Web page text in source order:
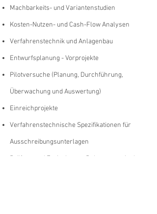
Machbarkeits- und Variantenstudien
Kosten-Nutzen- und Cash-Flow Analysen
Verfahrenstechnik und Anlagenbau
Entwurfsplanung - Vorprojekte
Pilotversuche (Planung, Durchführung,
Überwachung und Auswertung)
Einreichprojekte
Verfahrenstechnische Spezifikationen für
Ausschreibungsunterlagen
Prüfung und Freigabe von Dokumenten in der